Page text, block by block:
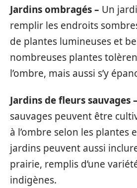
Jardins ombragés – Un
remplir les endroits
de plantes lumineuses et
nombreuses plantes
l’ombre, mais aussi s’y
Jardins de fleurs sauvages –
sauvages peuvent être
à l’ombre selon les plantes
jardins peuvent aussi
prairie, remplis d’une
indigènes.